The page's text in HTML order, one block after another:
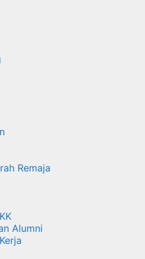
Remaja
Alumni